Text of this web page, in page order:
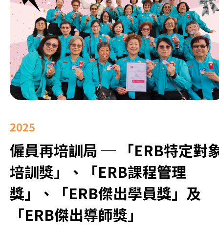
2025
僱員再培訓局 ─ 「ERB特定對
培訓獎」、「ERB課程管理
獎」、「ERB傑出學員獎」及
「ERB傑出導師獎」